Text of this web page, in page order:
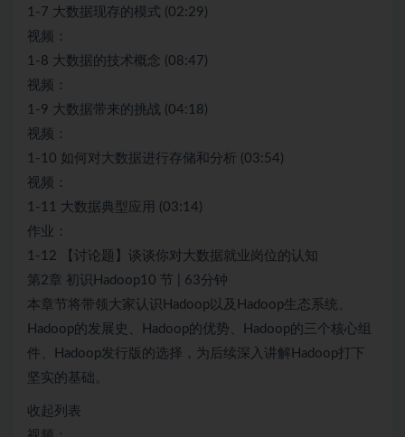
1-7 大数据现存的模式 (02:29)
视频：
1-8 大数据的技术概念 (08:47)
视频：
1-9 大数据带来的挑战 (04:18)
视频：
1-10 如何对大数据进行存储和分析 (03:54)
视频：
1-11 大数据典型应用 (03:14)
作业：
1-12 【讨论题】谈谈你对大数据就业岗位的认知
第2章 初识Hadoop10 节 | 63分钟
本章节将带领大家认识Hadoop以及Hadoop生态系统、
Hadoop的发展史、Hadoop的优势、Hadoop的三个核心组
件、Hadoop发行版的选择，为后续深入讲解Hadoop打下
坚实的基础。
收起列表